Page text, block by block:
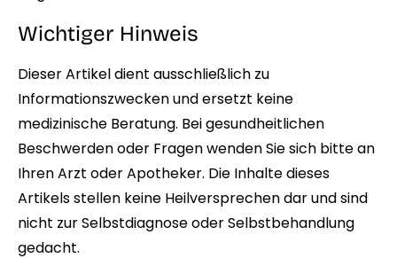
Wichtiger Hinweis
Dieser Artikel dient ausschließlich zu
Informationszwecken und ersetzt keine
medizinische Beratung. Bei gesundheitlichen
Beschwerden oder Fragen wenden Sie sich bitte an
Ihren Arzt oder Apotheker. Die Inhalte dieses
Artikels stellen keine Heilversprechen dar und sind
nicht zur Selbstdiagnose oder Selbstbehandlung
gedacht.